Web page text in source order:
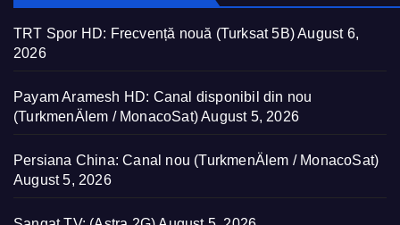
TRT Spor HD: Frecvență nouă (Turksat 5B)August 6,
2026
Payam Aramesh HD: Canal disponibil din nou
(TurkmenÄlem / MonacoSat)August 5, 2026
Persiana China: Canal nou (TurkmenÄlem / MonacoSat)
August 5, 2026